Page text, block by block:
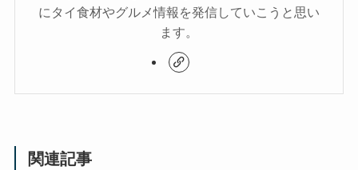
にタイ食材やグルメ情報を発信していこうと思い
ます。
関連記事